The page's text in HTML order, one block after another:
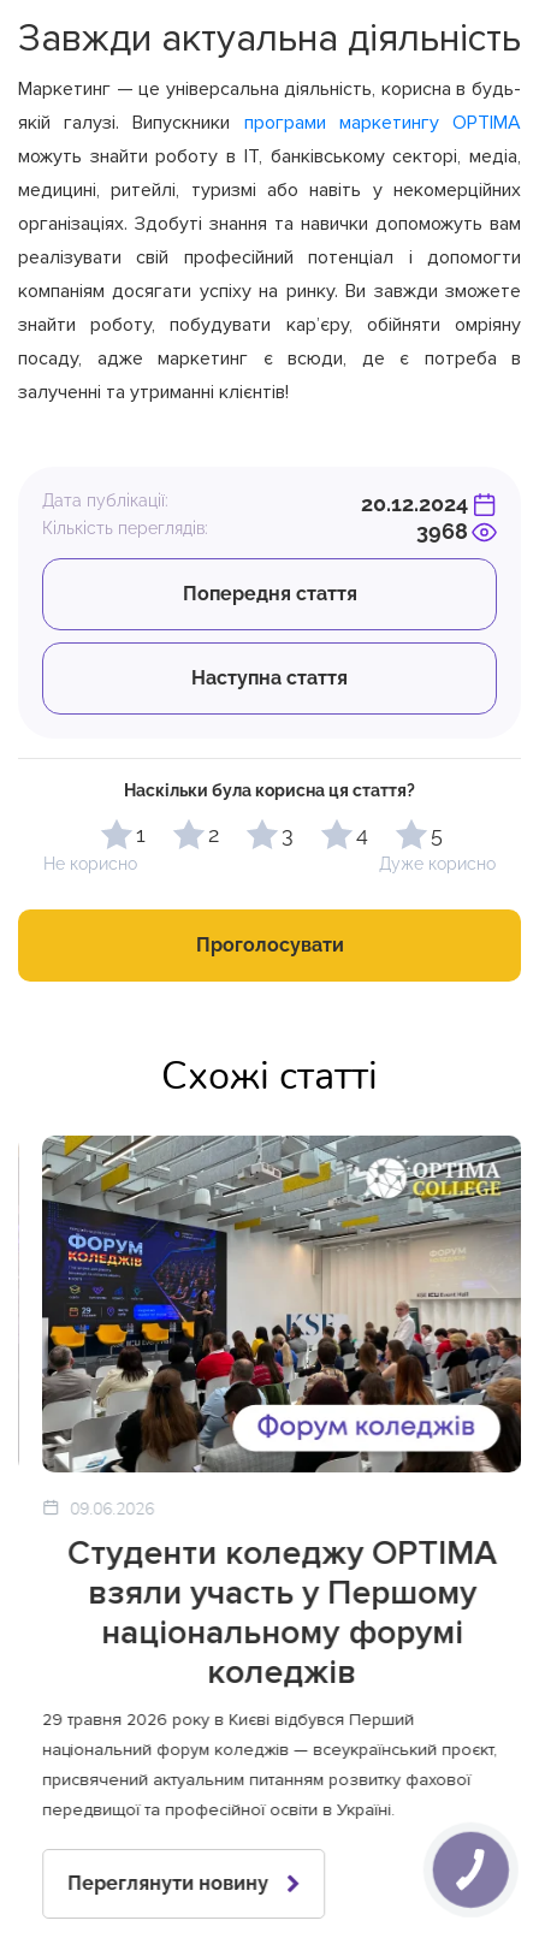
Завжди актуальна діяльність
Маркетинг — це універсальна діяльність, корисна в будь-
якій галузі. Випускники програми маркетингу OPTIMA
можуть знайти роботу в ІТ, банківському секторі, медіа,
медицині, ритейлі, туризмі або навіть у некомерційних
організаціях. Здобуті знання та навички допоможуть вам
реалізувати свій професійний потенціал і допомогти
компаніям досягати успіху на ринку. Ви завжди зможете
знайти роботу, побудувати кар’єру, обійняти омріяну
посаду, адже маркетинг є всюди, де є потреба в
залученні та утриманні клієнтів!
Дата публікації: 20.12.2024
Кількість переглядів: 3968
Попередня стаття
Наступна стаття
Наскільки була корисна ця стаття?
1 2 3 4 5
Не корисно Дуже корисно
Проголосувати
Схожі статті
09.06.2026
Студенти коледжу OPTIMA
взяли участь у Першому
національному форумі
коледжів
29 травня 2026 року в Києві відбувся Перший
національний форум коледжів — всеукраїнський проєкт,
присвячений актуальним питанням розвитку фахової
передвищої та професійної освіти в Україні.
Переглянути новину